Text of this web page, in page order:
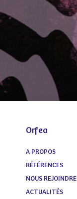
Orfea
A PROPOS
RÉFÉRENCES
NOUS REJOINDRE
ACTUALITÉS